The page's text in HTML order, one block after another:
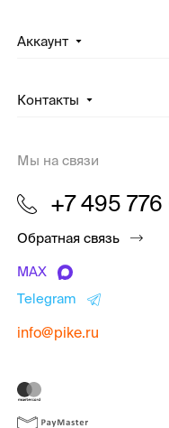
Аккаунт
Контакты
Мы на связи
+7 495
Обратная связь
MAX
Telegram
info@pike.ru